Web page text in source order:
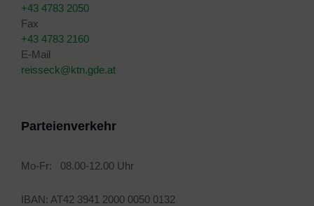
+43 4783 2050
Fax
+43 4783 2160
E-Mail
reisseck@ktn.gde.at
Parteienverkehr
Mo-Fr: 08.00-12.00 Uhr
IBAN: AT42 3941 2000 0050 0132